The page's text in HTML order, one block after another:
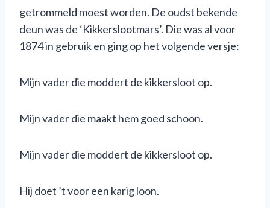
getrommeld moest worden. De oudst bekende
deun was de ‘Kikkerslootmars’. Die was al voor
1874 in gebruik en ging op het volgende versje:
Mijn vader die moddert de kikkersloot op.
Mijn vader die maakt hem goed schoon.
Mijn vader die moddert de kikkersloot op.
Hij doet ’t voor een karig loon.